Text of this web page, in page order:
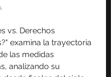
vs. Derechos
examina la trayectoria
las medidas
analizando su